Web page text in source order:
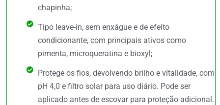
chapinha;
Tipo leave-in, sem enxágue e de efeito
condicionante, com principais ativos como
pimenta, microqueratina e bioxyl;
Protege os fios, devolvendo brilho e vitalidade, com
pH 4,0 e filtro solar para uso diário. Pode ser
aplicado antes de escovar para proteção adicional.